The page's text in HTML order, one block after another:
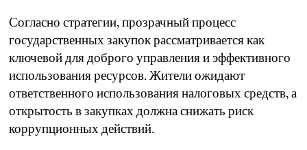
Согласно стратегии, прозрачный процесс
государственных закупок рассматривается как
ключевой для доброго управления и эффективного
использования ресурсов. Жители ожидают
ответственного использования налоговых средств, а
открытость в закупках должна снижать риск
коррупционных действий.